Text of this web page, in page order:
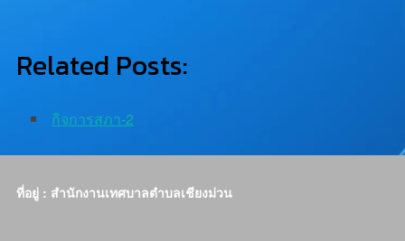
Related Posts:
กิจการสภา-2
ที่อยู่ : สำนักงานเทศบาลตำบลเชียงม่วน